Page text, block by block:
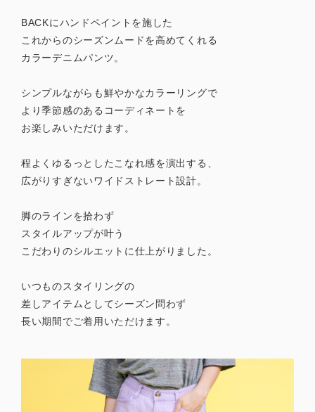
BACKにハンドペイントを施した
これからのシーズンムードを高めてくれる
カラーデニムパンツ。
シンプルながらも鮮やかなカラーリングで
より季節感のあるコーディネートを
お楽しみいただけます。
程よくゆるっとしたこなれ感を演出する、
広がりすぎないワイドストレート設計。
脚のラインを拾わず
スタイルアップが叶う
こだわりのシルエットに仕上がりました。
いつものスタイリングの
差しアイテムとしてシーズン問わず
長い期間でご着用いただけます。